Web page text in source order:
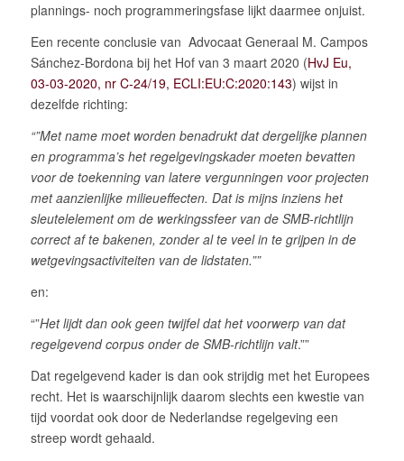
plannings- noch programmeringsfase lijkt daarmee onjuist.
Een recente conclusie van Advocaat Generaal M. Campos
Sánchez-Bordona bij het Hof van 3 maart 2020 (HvJ Eu,
03-03-2020, nr C-24/19, ECLI:EU:C:2020:143) wijst in
dezelfde richting:
“”Met name moet worden benadrukt dat dergelijke plannen
en programma’s het regelgevingskader moeten bevatten
voor de toekenning van latere vergunningen voor projecten
met aanzienlijke milieueffecten. Dat is mijns inziens het
sleutelelement om de werkingssfeer van de SMB-richtlijn
correct af te bakenen, zonder al te veel in te grijpen in de
wetgevingsactiviteiten van de lidstaten.””
en:
“”Het lijdt dan ook geen twijfel dat het voorwerp van dat
regelgevend corpus onder de SMB-richtlijn valt.””
Dat regelgevend kader is dan ook strijdig met het Europees
recht. Het is waarschijnlijk daarom slechts een kwestie van
tijd voordat ook door de Nederlandse regelgeving een
streep wordt gehaald.